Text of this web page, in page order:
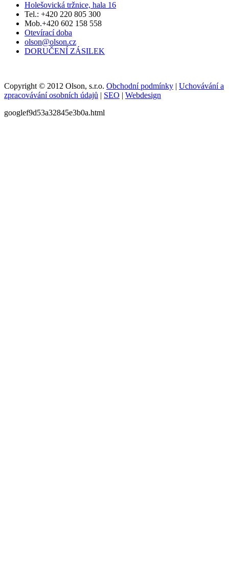
Holešovická tržnice, hala 16
Tel.: +420 220 805 300
Mob.+420 602 158 558
Otevírací doba
olson@olson.cz
DORUČENÍ ZÁSILEK
Copyright © 2012 Olson, s.r.o. Obchodní podmínky | Uchovávání a
zpracovávání osobních údajů | SEO | Webdesign
googlef9d53a32845e3b0a.html